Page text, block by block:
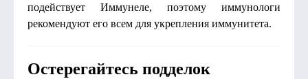
подействует Иммунеле, поэтому иммунологи
рекомендуют его всем для укрепления иммунитета.
Остерегайтесь подделок